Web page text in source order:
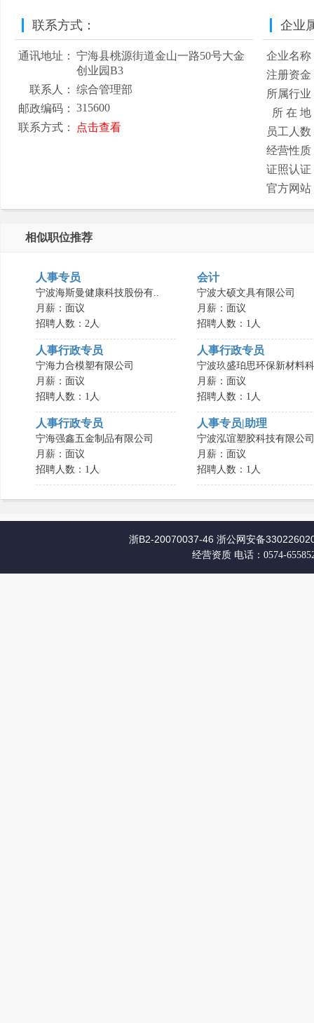
联系方式：
通讯地址：
宁海县桃源街道金山一路50号大金
创业园B3
联系人：
综合管理部
邮政编码：
315600
联系方式：
点击查看
企业
企业名称
注册资金
所属行业
所 在 地
员工人数
经营性质
证照认证
官方网站
相似职位推荐
人事专员
宁波海斯曼健康科技股份有..
月薪：面议
招聘人数：2人
会计
宁波大硕文具有限公司
月薪：面议
招聘人数：1人
人事行政专员
宁海力合模塑有限公司
月薪：面议
招聘人数：1人
人事行政专员
宁波玖盛珀思环保新材料
月薪：面议
招聘人数：1人
人事行政专员
宁海强鑫五金制品有限公司
月薪：面议
招聘人数：1人
人事专员|助理
宁波泓谊塑胶科技有限公司
月薪：面议
招聘人数：1人
浙B2-20070037-46 浙公网安备
经营资质 电话：0574-